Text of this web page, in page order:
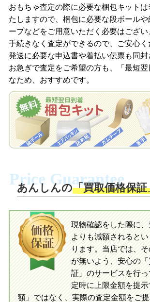
商品を撮影して、査
を送信します。
梱包キットをメールで申し込み
査定結果をメールで
を申し込みます。梱
でお届けします。
自宅でおもちゃを発送・梱包
梱包キットに同封す
送。当店へ無料で発
入金完了
当店に査定したおも
指定の口座に即日入
買取の流れ 写真の撮
「ジョニージョイ
追加し、スマートフ
撮影したおもちゃの
信します。
梱包キットをLINEで申し込み
査定結果をLINEで確
申し込みます。梱包
お届けします。
自宅でおもちゃを発送・梱包
ださい。お電話にて
送。当店へ無料で発
当店に査定したおも
指定の口座に即日入
初めての方へ LINE査定の流れ 写
おもちゃ査定の際に必要な梱包キット
たしますので、梱包に必要な段ボール
ープなどをご用意いただく必要はござ
手続きなく査定ができるので、ご安心く
発送に必要な申込書や着払い伝票も同封
お急ぎで査定をご希望の方も、「最短
なため、おすすめです。
Price Guarantee
あんしんの「買取価格保証
現物確認をした際に
よりも減額されると
ります。当店では、
が無いよう、安心の
証」のサービスを行
定時に上限金額を提
額」ではなく、実際の査定金額をご